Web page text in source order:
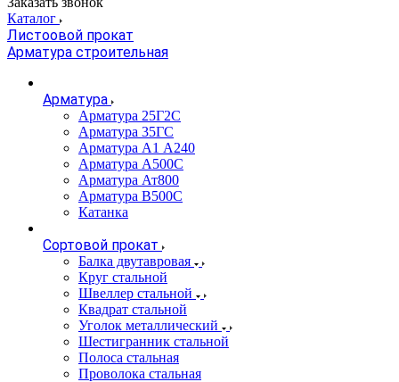
Каталог
Листоовой прокат
Арматура строительная
Арматура
Арматура 25Г2С
Арматура 35ГС
Арматура А1 А240
Арматура А500С
Арматура Ат800
Арматура В500С
Катанка
Сортовой прокат
Балка двутавровая
Круг стальной
Швеллер стальной
Квадрат стальной
Уголок металлический
Шестигранник стальной
Полоса стальная
Проволока стальная